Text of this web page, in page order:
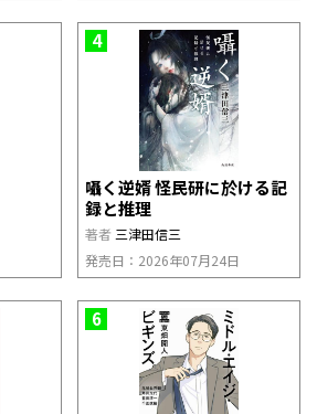
4
囁く逆婿 怪民研に於ける記
録と推理
著者 三津田信三
発売日：2026年07月24日
6